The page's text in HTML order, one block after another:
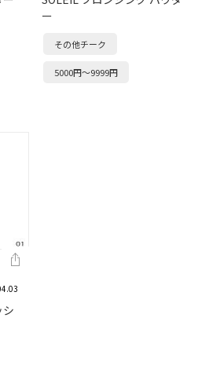
ー
その他チーク
5000円～9999円
シ